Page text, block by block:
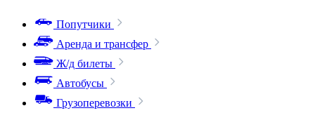
Попутчики
Аренда и трансфер
Ж/д билеты
Автобусы
Грузоперевозки